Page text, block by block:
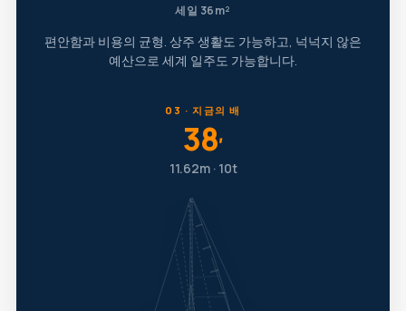
세일 36m²
편안함과 비용의 균형. 상주 생활도 가능하고, 넉넉지 않은
예산으로 세계 일주도 가능합니다.
03 · 지금의 배
38′
11.62m · 10t